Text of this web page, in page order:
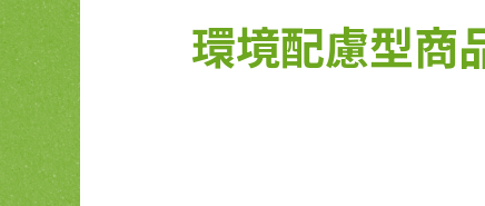
環境配慮型商